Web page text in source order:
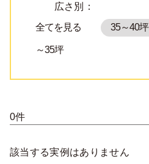
広さ別：
全てを見る
35～40坪
～35坪
0件
該当する実例はありません